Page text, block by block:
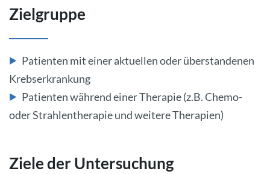
Zielgruppe
Patienten mit einer aktuellen oder überstandenen
Krebserkrankung
Patienten während einer Therapie (z.B. Chemo-
oder Strahlentherapie und weitere Therapien)
Ziele der Untersuchung